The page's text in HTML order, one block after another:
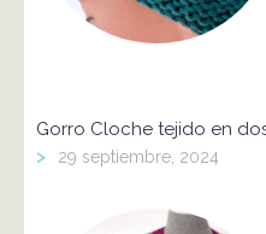
Gorro Cloche tejido en
> 29 septiembre, 2024